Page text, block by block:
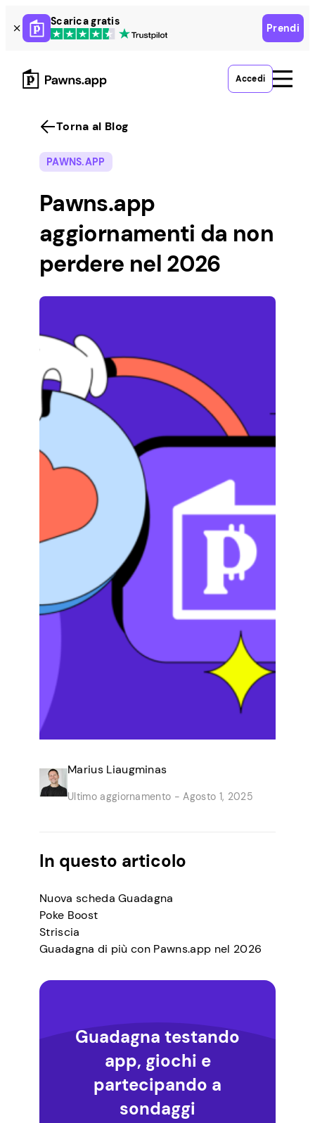
Skip
to
content
Scarica gratis
Prendi
Accedi
Torna al Blog
PAWNS.APP
Pawns.app
aggiornamenti da non
perdere nel 2026
Marius Liaugminas
Ultimo aggiornamento - Agosto 1, 2025
In questo articolo
Nuova scheda Guadagna
Poke Boost
Striscia
Guadagna di più con Pawns.app nel 2026
Guadagna testando
app, giochi e
partecipando a
sondaggi